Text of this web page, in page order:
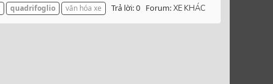
quadrifoglio văn hóa xe Trả lời: 0 Forum:XE KHÁC